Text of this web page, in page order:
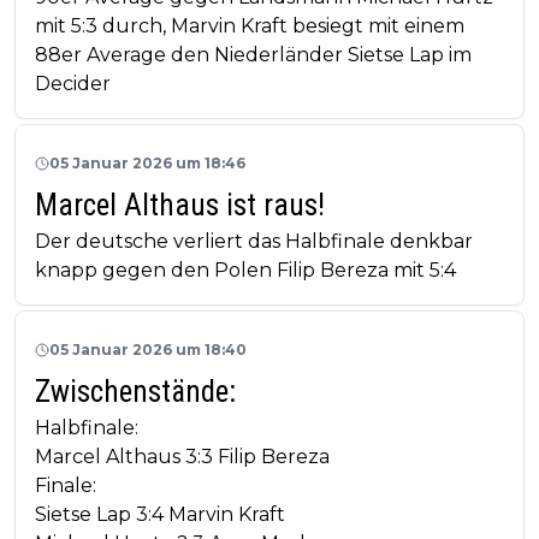
mit 5:3 durch, Marvin Kraft besiegt mit einem
88er Average den Niederländer Sietse Lap im
Decider
05 Januar 2026 um 18:46
Marcel Althaus ist raus!
Der deutsche verliert das Halbfinale denkbar
knapp gegen den Polen Filip Bereza mit 5:4
05 Januar 2026 um 18:40
Zwischenstände:
Halbfinale:
Marcel Althaus 3:3 Filip Bereza
Finale:
Sietse Lap 3:4 Marvin Kraft